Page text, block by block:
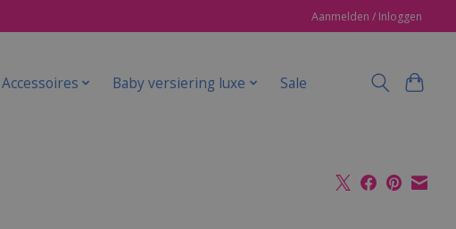
Aanmelden / Inloggen
Accessoires Baby versiering luxe Sale